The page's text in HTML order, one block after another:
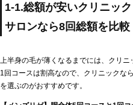
1-1.総額が安いクリニッ
サロンなら8回総額を比較
上半身の毛が薄くなるまでには、クリ
1回コースは割高なので、クリニックな
を選ぶのがおすすめです。